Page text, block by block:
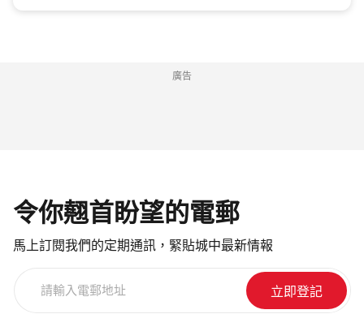
廣告
令你翹首盼望的電郵
馬上訂閱我們的定期通訊，緊貼城中最新情報